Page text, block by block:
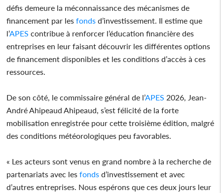
défis demeure la méconnaissance des mécanismes de
financement par les fonds d’investissement. Il estime que
l’APES contribue à renforcer l’éducation financière des
entreprises en leur faisant découvrir les différentes options
de financement disponibles et les conditions d’accès à ces
ressources.
De son côté, le commissaire général de l’APES 2026, Jean-
André Ahipeaud Ahipeaud, s’est félicité de la forte
mobilisation enregistrée pour cette troisième édition, malgré
des conditions météorologiques peu favorables.
« Les acteurs sont venus en grand nombre à la recherche de
partenariats avec les fonds d’investissement et avec
d’autres entreprises. Nous espérons que ces deux jours leur